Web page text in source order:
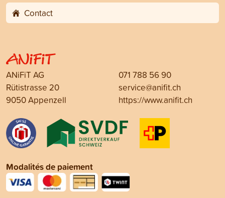
Contact
ANiFiT AG
Rütistrasse 20
9050 Appenzell
071 788 56 90
service@anifit.ch
https://www.anifit.ch
Modalités de paiement